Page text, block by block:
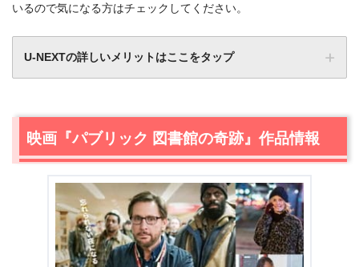
いるので気になる方はチェックしてください。
U-NEXTの詳しいメリットはここをタップ
映画『パブリック 図書館の奇跡』作品情報